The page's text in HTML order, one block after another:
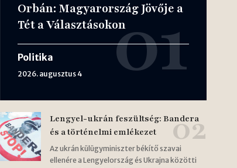
Orbán: Magyarország Jövője a
Tét a Választásokon
Politika
2026. augusztus 4
Lengyel-ukrán feszültség: Bandera
és a történelmi emlékezet
Az ukrán külügyminiszter békítő szavai
ellenére a Lengyelország és Ukrajna közötti